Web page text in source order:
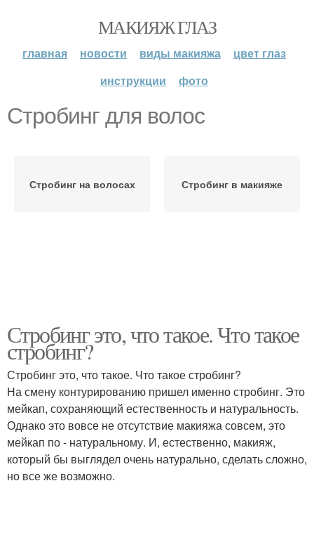
МАКИЯЖ ГЛАЗ
главная новости виды макияжа
цвет глаз
инструкции
фото
Стробинг для волос
Стробинг на волосах Стробинг в макияже
Стробинг это, что такое. Что такое
стробинг?
Стробинг это, что такое. Что такое стробинг?
На смену контурированию пришел именно стробинг. Это
мейкап, сохраняющий естественность и натуральность.
Однако это вовсе не отсутствие макияжа совсем, это
мейкап по - натуральному. И, естественно, макияж,
который бы выглядел очень натурально, сделать сложно,
но все же возможно.